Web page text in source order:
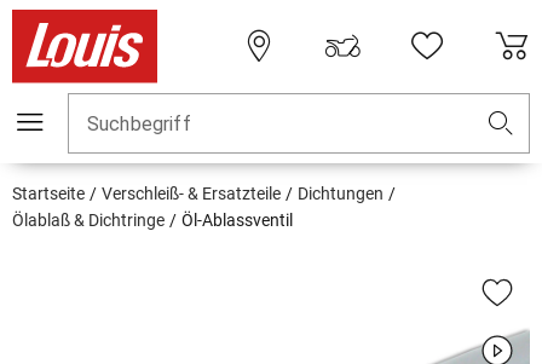
Suchbegriff
Startseite Verschleiß- & Ersatzteile
Dichtungen
Ölablaß & Dichtringe
Öl-Ablassventil